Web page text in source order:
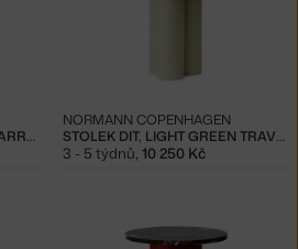
STOLEK DIT, SAND WHITE CARRARA STOLEK DIT, LIGHT GREEN TRAVERTINE SILVER
NORMANN COPENHAGEN
3 - 5 týdnů, 10 250 Kč